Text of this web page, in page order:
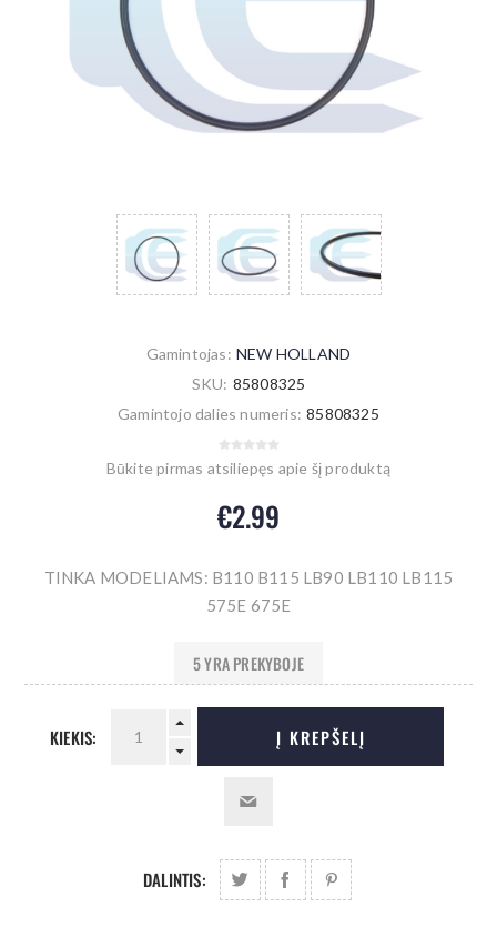
Gamintojas: NEW HOLLAND
SKU: 85808325
Gamintojo dalies numeris: 85808325
Būkite pirmas atsiliepęs apie šį produktą
€2.99
TINKA MODELIAMS: B110 B115 LB90 LB110 LB115
575E 675E
5 YRA PREKYBOJE
KIEKIS: Į KREPŠELĮ
DALINTIS: